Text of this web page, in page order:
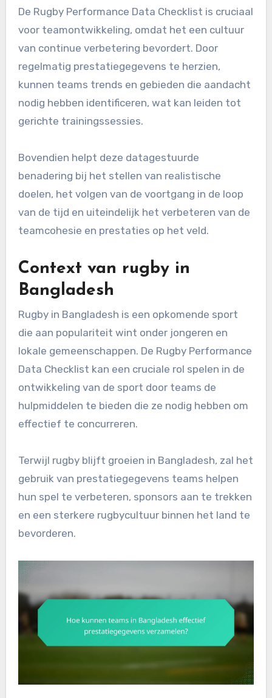
De Rugby Performance Data Checklist is cruciaal
voor teamontwikkeling, omdat het een cultuur
van continue verbetering bevordert. Door
regelmatig prestatiegegevens te herzien,
kunnen teams trends en gebieden die aandacht
nodig hebben identificeren, wat kan leiden tot
gerichte trainingssessies.
Bovendien helpt deze datagestuurde
benadering bij het stellen van realistische
doelen, het volgen van de voortgang in de loop
van de tijd en uiteindelijk het verbeteren van de
teamcohesie en prestaties op het veld.
Context van rugby in
Bangladesh
Rugby in Bangladesh is een opkomende sport
die aan populariteit wint onder jongeren en
lokale gemeenschappen. De Rugby Performance
Data Checklist kan een cruciale rol spelen in de
ontwikkeling van de sport door teams de
hulpmiddelen te bieden die ze nodig hebben om
effectief te concurreren.
Terwijl rugby blijft groeien in Bangladesh, zal het
gebruik van prestatiegegevens teams helpen
hun spel te verbeteren, sponsors aan te trekken
en een sterkere rugbycultuur binnen het land te
bevorderen.